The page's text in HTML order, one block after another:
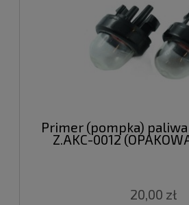
Primer (pompka)
Z.AKC-0012
20,00 zł